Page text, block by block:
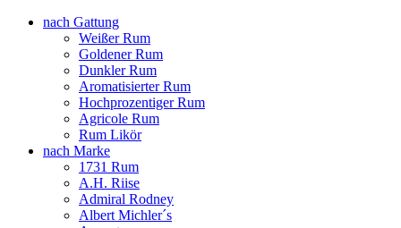
nach Gattung
Weißer Rum
Goldener Rum
Dunkler Rum
Aromatisierter Rum
Hochprozentiger Rum
Agricole Rum
Rum Likör
nach Marke
1731 Rum
A.H. Riise
Admiral Rodney
Albert Michler´s